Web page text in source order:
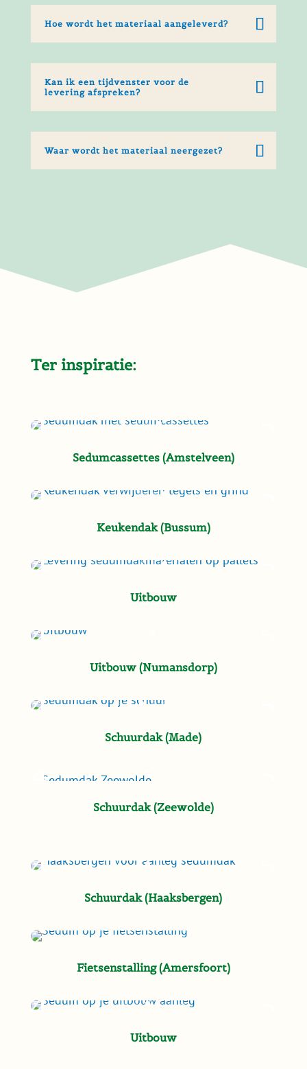
Hoe wordt het materiaal aangeleverd?
Kan ik een tijdvenster voor de
levering afspreken?
Waar wordt het materiaal neergezet?
Ter inspiratie:
Sedumcassettes (Amstelveen)
Keukendak (Bussum)
Uitbouw
Uitbouw (Numansdorp)
Schuurdak (Made)
Schuurdak (Zeewolde)
Schuurdak (Haaksbergen)
Fietsenstalling (Amersfoort)
Uitbouw